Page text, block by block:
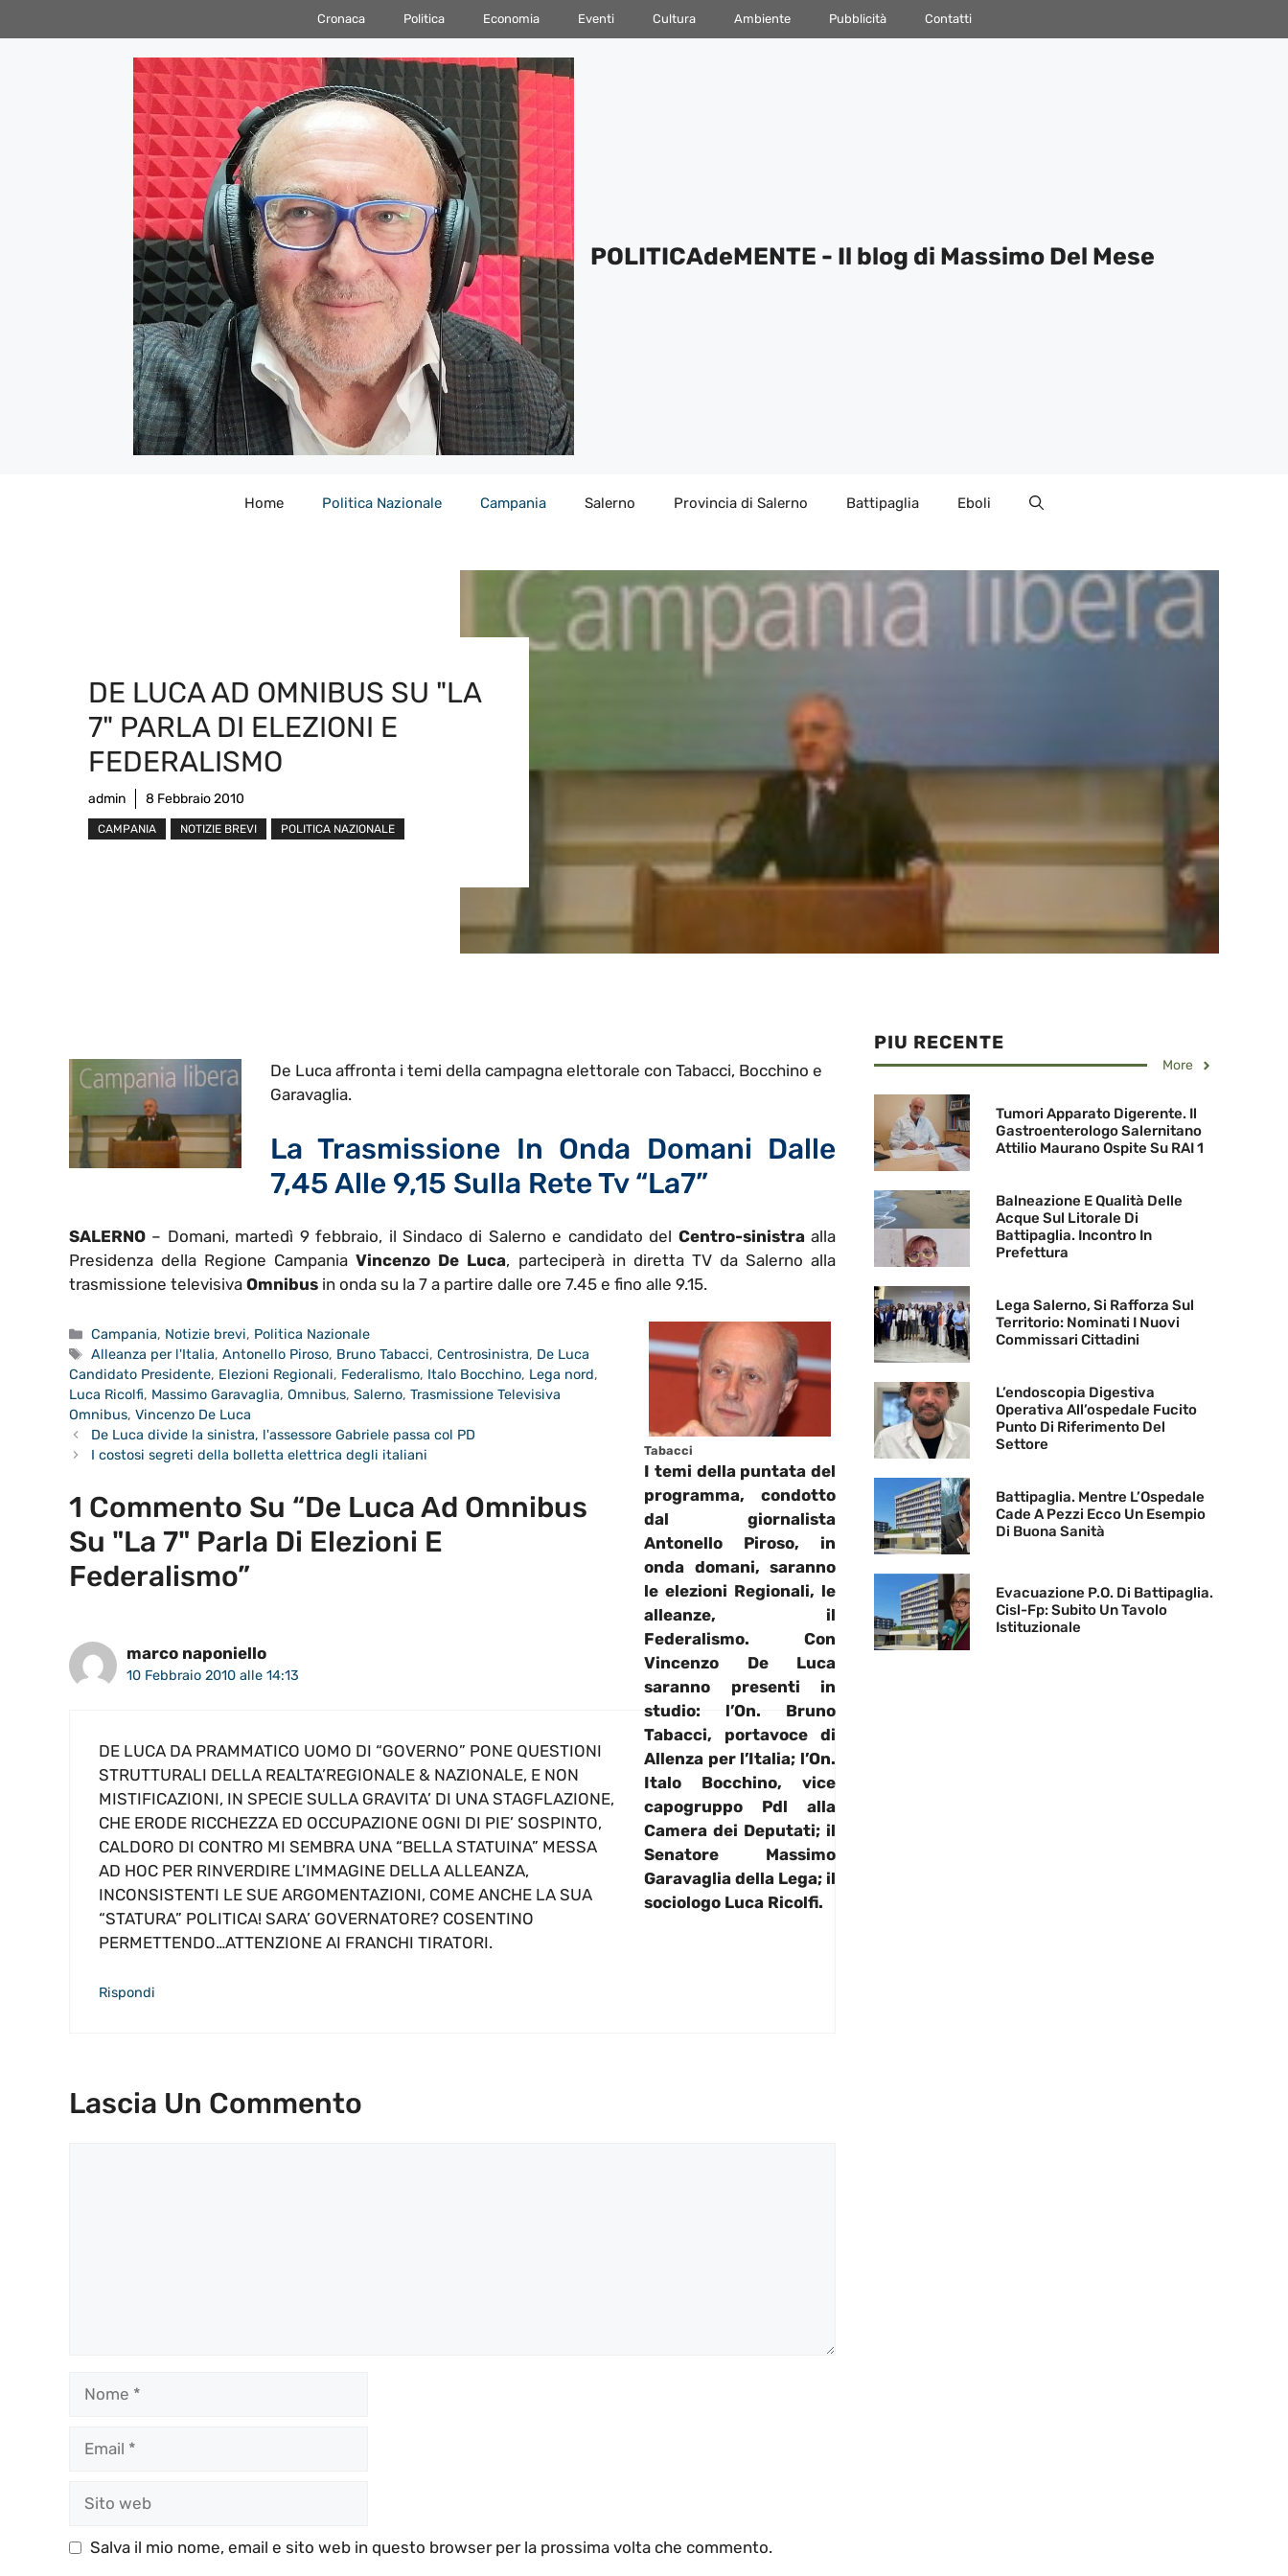
al
Cronaca Politica Economia Eventi Cultura Ambiente Pubblicità Contatti
POLITICAdeMENTE - Il blog di Massimo Del Mese
Home Politica Nazionale Campania Salerno Provincia di Salerno Battipaglia Eboli
DE LUCA AD OMNIBUS SU "LA
7" PARLA DI ELEZIONI E
FEDERALISMO
admin 8 Febbraio 2010
CAMPANIA NOTIZIE BREVI POLITICA NAZIONALE
De Luca affronta i temi della campagna elettorale con Tabacci, Bocchino e
Garavaglia.
La Trasmissione In Onda Domani Dalle
7,45 Alle 9,15 Sulla Rete Tv “La7”
SALERNO – Domani, martedì 9 febbraio, il Sindaco di Salerno e candidato del Centro-sinistraalla
Presidenza della Regione CampaniaVincenzo De Luca, parteciperà in diretta TV da Salerno alla
trasmissione televisiva Omnibus in onda su la 7 a partire dalle ore 7.45 e fino alle 9.15.
Tabacci
I temi della puntata del
programma, condotto
dal giornalista
Antonello Piroso, in
onda domani, saranno
le elezioni Regionali, le
alleanze, il
Federalismo. Con
Vincenzo De Luca
saranno presenti in
studio: l’On. Bruno
Tabacci, portavoce di
Allenza per l’Italia; l’On.
Italo Bocchino, vice
capogruppo Pdl alla
Camera dei Deputati; il
Senatore Massimo
Garavaglia della Lega; il
sociologo Luca Ricolfi.
Categorie
Campania, Notizie brevi, Politica Nazionale
Tag
Alleanza per l'Italia,Antonello Piroso, Bruno Tabacci,Centrosinistra, De Luca
Candidato Presidente, Elezioni Regionali, Federalismo, Italo Bocchino, Lega nord,
Luca Ricolfi, Massimo Garavaglia, Omnibus, Salerno, Trasmissione Televisiva
Omnibus, Vincenzo De Luca
De Luca divide la sinistra, l'assessore Gabriele passa col PD
I costosi segreti della bolletta elettrica degli italiani
1 Commento Su “De Luca Ad Omnibus
Su "La 7" Parla Di Elezioni E
Federalismo”
marco naponiello
10 Febbraio 2010 alle 14:13
DE LUCA DA PRAMMATICO UOMO DI “GOVERNO” PONE QUESTIONI
STRUTTURALI DELLA REALTA’REGIONALE & NAZIONALE, E NON
MISTIFICAZIONI, IN SPECIE SULLA GRAVITA’ DI UNA STAGFLAZIONE,
CHE ERODE RICCHEZZA ED OCCUPAZIONE OGNI DI PIE’ SOSPINTO,
CALDORO DI CONTRO MI SEMBRA UNA “BELLA STATUINA” MESSA
AD HOC PER RINVERDIRE L’IMMAGINE DELLA ALLEANZA,
INCONSISTENTI LE SUE ARGOMENTAZIONI, COME ANCHE LA SUA
“STATURA” POLITICA! SARA’ GOVERNATORE? COSENTINO
PERMETTENDO…ATTENZIONE AI FRANCHI TIRATORI.
Rispondi
Lascia Un Commento
Salva il mio nome, email e sito web in questo browser per la prossima volta che commento.
PIU RECENTE
More
Tumori Apparato Digerente. Il
Gastroenterologo Salernitano
Attilio Maurano Ospite Su RAI 1
Balneazione E Qualità Delle
Acque Sul Litorale Di
Battipaglia. Incontro In
Prefettura
Lega Salerno, Si Rafforza Sul
Territorio: Nominati I Nuovi
Commissari Cittadini
L’endoscopia Digestiva
Operativa All’ospedale Fucito
Punto Di Riferimento Del
Settore
Battipaglia. Mentre L’Ospedale
Cade A Pezzi Ecco Un Esempio
Di Buona Sanità
Evacuazione P.O. Di Battipaglia.
Cisl-Fp: Subito Un Tavolo
Istituzionale